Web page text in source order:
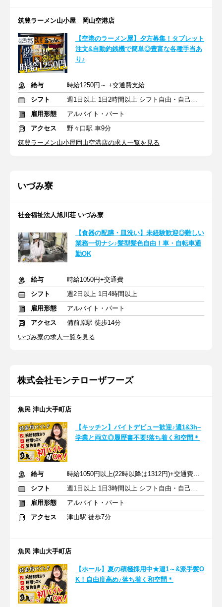
筑豊ラーメン山小屋 岡山空港店
【空港のラーメン屋】夕方募集！タブレット
注文&自動釣銭機で簡単◎豊富な各種手当あ
り♪
給与
時給1250円～ +交通費支給
シフト
週1日以上 1日2時間以上 シフト自由・自己申告
雇用形態
アルバイト・パート
アクセス
野々口駅 車9分
筑豊ラーメン山小屋岡山空港店の求人一覧を見る
いづみ寮
社会福祉法人旭川荘 いづみ寮
【食器の配膳・皿洗い】未経験歓迎◎難しい
業務一切ナシ♪髪型髪色自由！車・自転車通
勤OK
給与
時給1050円+交通費
シフト
週2日以上 1日4時間以上
雇用形態
アルバイト・パート
アクセス
備前原駅 徒歩14分
いづみ寮の求人一覧を見る
株式会社モンテローザフーズ
魚民 津山大手町店
【キッチン】バイトデビュー歓迎♪週1&3h~
学業と両立◎履歴書不要!落ち着く和空間＊
給与
時給1050円以上(22時以降は1312円)+交通費規定内支給
シフト
週1日以上 1日3時間以上 シフト自由・自己申告
雇用形態
アルバイト・パート
アクセス
津山駅 徒歩7分
魚民 津山大手町店
【ホール】夏の積極採用中★週1～&派手髪O
K！自由度高め♪落ち着く和空間＊